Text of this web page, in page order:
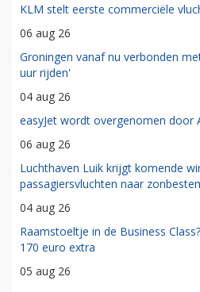
KLM stelt eerste commerciële
06 aug 26
Groningen vanaf nu verbonden
uur rijden'
04 aug 26
easyJet wordt overgenomen door
06 aug 26
Luchthaven Luik krijgt komende
passagiersvluchten naar
04 aug 26
Raamstoeltje in de Business
170 euro extra
05 aug 26